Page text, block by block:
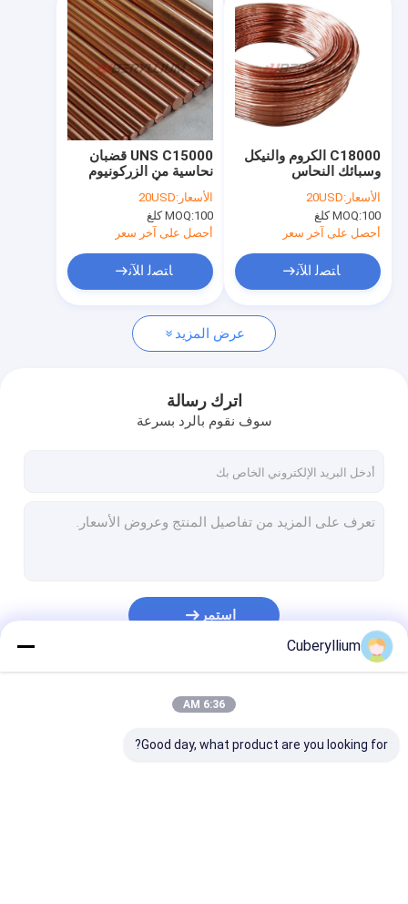
منتجات
أشرطة فيديو
معلومات عنا
اتصل بنا
اطلب اقتباس
سبائك النحاس البريليوم
C17510 نحاس البريليوم
قضبان النحاس البريليوم
قطاع النحاس البريليوم
UNS C15000 قضبان
نحاسية من الزركونيوم
لمفاتيح / أقطاب لحام
المقاومة
الأسعار:20USD
MOQ:100 كلغ
أحصل على آخر سعر
ﺎﺘﺼﻟ ﺍﻶﻧ
C18000 الكروم والنيكل
وسبائك النحاس
والسيليكون لمكونات
لحام المقاومة
الأسعار:20USD
MOQ:100 كلغ
أحصل على آخر سعر
ﺎﺘﺼﻟ ﺍﻶﻧ
عرض المزيد
اترك رسالة
سوف نقوم بالرد بسرعة
استمر
Cuberyllium
6:36 AM
Good day, what product are you looking for?